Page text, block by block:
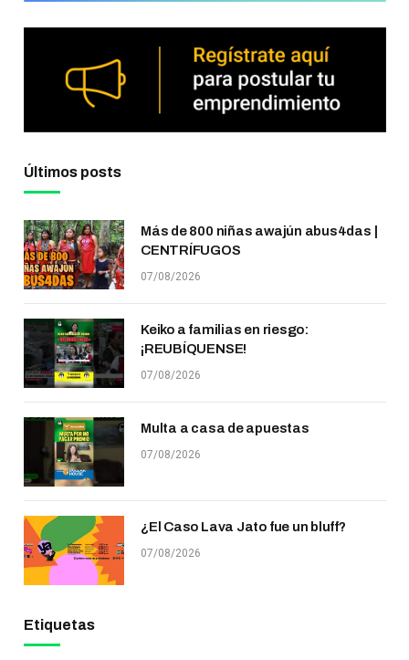
Últimos posts
Más de 800 niñas awajún abus4das |
CENTRÍFUGOS
07/08/2026
Keiko a familias en riesgo:
¡REUBÍQUENSE!
07/08/2026
Multa a casa de apuestas
07/08/2026
¿El Caso Lava Jato fue un bluff?
07/08/2026
Etiquetas